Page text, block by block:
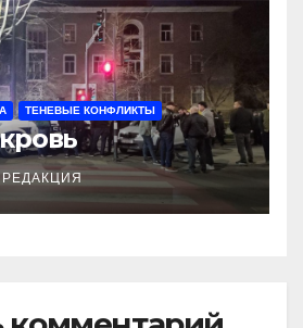
ТЕНЕВЫЕ КОНФЛИКТЫ
РЕДАКЦИЯ